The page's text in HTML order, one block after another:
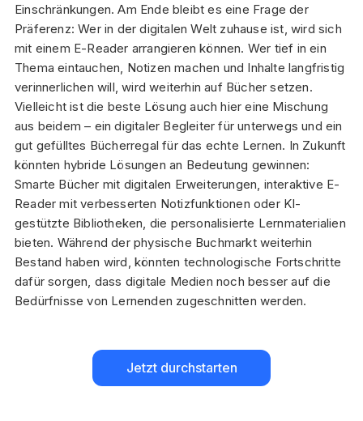
Einschränkungen. Am Ende bleibt es eine Frage der
Präferenz: Wer in der digitalen Welt zuhause ist, wird sich
mit einem E-Reader arrangieren können. Wer tief in ein
Thema eintauchen, Notizen machen und Inhalte langfristig
verinnerlichen will, wird weiterhin auf Bücher setzen.
Vielleicht ist die beste Lösung auch hier eine Mischung
aus beidem – ein digitaler Begleiter für unterwegs und ein
gut gefülltes Bücherregal für das echte Lernen. In Zukunft
könnten hybride Lösungen an Bedeutung gewinnen:
Smarte Bücher mit digitalen Erweiterungen, interaktive E-
Reader mit verbesserten Notizfunktionen oder KI-
gestützte Bibliotheken, die personalisierte Lernmaterialien
bieten. Während der physische Buchmarkt weiterhin
Bestand haben wird, könnten technologische Fortschritte
dafür sorgen, dass digitale Medien noch besser auf die
Bedürfnisse von Lernenden zugeschnitten werden.
Jetzt durchstarten